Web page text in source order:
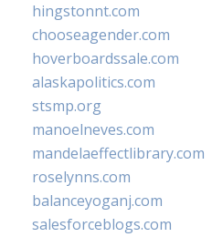
hingstonnt.com
chooseagender.com
hoverboardssale.com
alaskapolitics.com
stsmp.org
manoelneves.com
mandelaeffectlibrary.com
roselynns.com
balanceyoganj.com
salesforceblogs.com